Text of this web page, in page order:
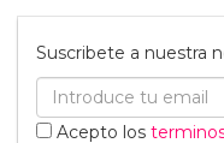
Suscribete a nuestra
Acepto los